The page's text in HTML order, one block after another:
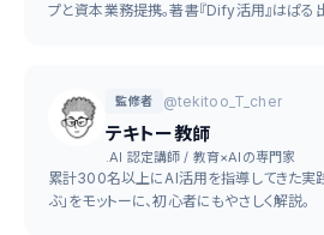
プと資本業務提携。著書『Dify活用』はぱる
監修者 @tekitoo_T_cher
テキトー教師
.AI 認定講師 / 教育×AIの専門家
累計300名以上にAI活用を指導してきた実
ぶ」をモットーに、初心者にもやさしく解説。